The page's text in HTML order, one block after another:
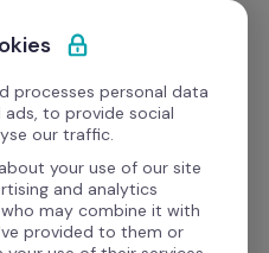
Empieza gratis
recursos
para
processes personal data
to provide social
our traffic.
your use of our site
and analytics
may combine it with
provided to them or